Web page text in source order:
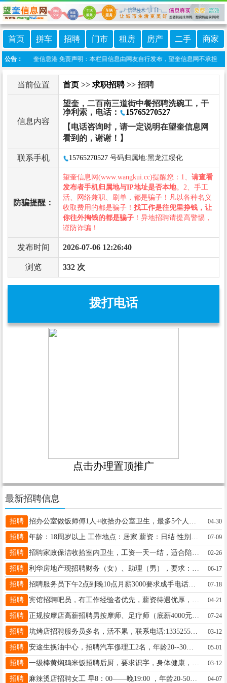
首页 拼车 招聘 门市 租房 房产 二手 商家
公告：
小程序:望奎信息港 免责声明：本栏目信息由网友自行发布，望奎信息网不承担任
当前位置 首页 >> 求职招聘>> 招聘
信息内容
望奎，二百南三道街中餐招聘洗碗工，干
净利索，电话：
15765270527
【电话咨询时，请一定说明在望奎信息网
看到的，谢谢！】
联系手机 15765270527 号码归属地:黑龙江绥化
防骗提醒：
望奎信息网(www.wangkui.cc)提醒您：1、 请查看
发布者手机归属地与IP地址是否本地。2、手工
活、网络兼职、刷单，都是骗子！凡以各种名义
收取费用的都是骗子！ 找工作是往兜里挣钱，让
你往外掏钱的都是骗子 ！异地招聘请提高警惕，
谨防诈骗！
发布时间 2026-07-06 12:26:40
浏览 332 次
拨打电话
点击办理置顶推广
最新招聘信息
招聘 04-30
招聘 07-09
招聘 招聘家政保洁收拾室内卫生，工资一天一结，适合陪读有能干活的联系我13845558624 02-26
招聘 06-17
招聘 招聘服务员下午2点到晚10点月薪3000要求成手电话☎13555358887 07-18
招聘 04-21
招聘 正规按摩店高薪招聘男按摩师、足疗师（底薪4000元），同时招收残疾人学员若干名，免费培训、免费提供食宿，学成后安排工作，联系电话：18645576414 07-24
招聘 坑烤店招聘服务员多名，活不累，联系电话:13352554600 03-12
招聘 安途生换油中心，招聘汽车俢理工2名，年龄20--30岁，工资面议，地址南四路兴尚A区品对面，电话15945556699。 05-01
招聘 03-12
招聘 麻辣烫店招聘女工 早8：00——晚19:00 ，年龄20-50岁，每月还有休息，工资高，活好干，电话:15146531089 04-07